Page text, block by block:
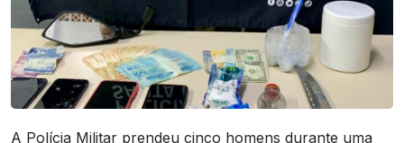
A Polícia Militar prendeu cinco homens durante uma